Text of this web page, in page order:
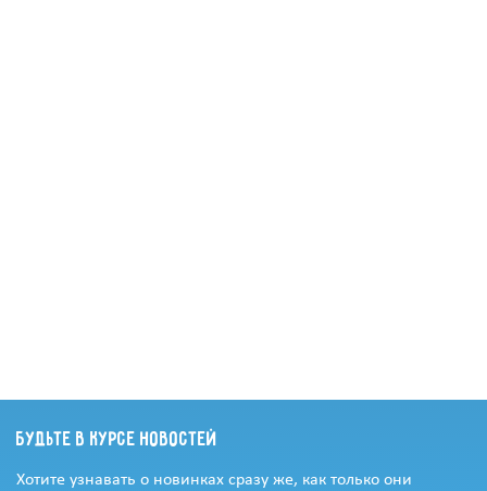
Будьте в курсе новостей
Хотите узнавать о новинках сразу же, как только они